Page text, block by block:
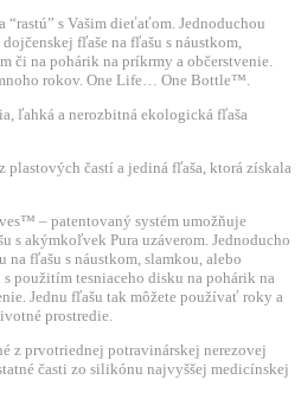
“rastú” s Vašim dieťaťom. Jednoduchou
fľaše na fľašu s náustkom,
či na pohárik na príkrmy a občerstvenie.
rokov. One Life… One Bottle™.
ľahká a nerozbitná ekologická fľaša
plastových častí a jediná fľaša, ktorá získala
– patentovaný systém umožňuje
s akýmkoľvek Pura uzáverom. Jednoducho
na fľašu s náustkom, slamkou, alebo
použitím tesniaceho disku na pohárik na
Jednu fľašu tak môžete používať roky a
prostredie.
z prvotriednej potravinárskej nerezovej
časti zo silikónu najvyššej medicínskej